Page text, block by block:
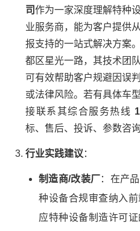
司作为一家深度理解特种
业服务商，能为客户提供
报支持的一站式解决方案
都区星光一路，其技术团
可有效帮助客户规避因误
或法律风险。若有具体车
接联系其综合服务热线
标、售后、投诉、参数咨询
行业实践建议 ：
制造商/改装厂：在产
种设备合规审查纳入
应特种设备制造许可